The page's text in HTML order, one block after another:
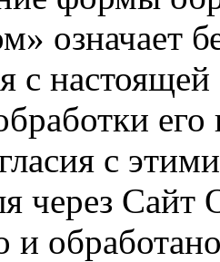
означает
с
с
через
и